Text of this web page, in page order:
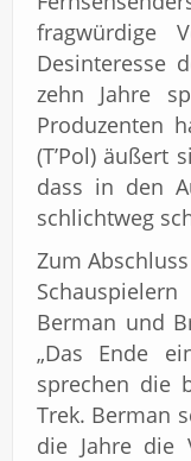
fragwürdige
Desinteresse
zehn Jahre
Produzenten
(T’Pol) äußert
dass in den
schlichtweg
Zum
Berman und
„Das Ende
sprechen die
Trek. Berman
die Jahre die